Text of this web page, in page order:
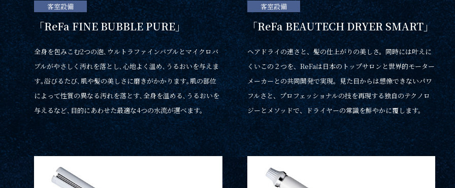
客室設備
「ReFa FINE BUBBLE PURE」
全身を包みこむ2つの泡､ウルトラファインバブルとマイクロバ
ブルがやさしく汚れを落とし､心地よく温め､うるおいを与えま
す｡浴びるたび､肌や髪の美しさに磨きがかかります｡肌の部位
によって性質の異なる汚れを落とす､全身を温める､うるおいを
与えるなど､目的にあわせた最適な4つの水流が選べます。
客室設備
「ReFa BEAUTECH DRYER SMART」
ヘアドライの速さと、髪の仕上がりの美しさ。同時には叶えに
くいこの２つを、ReFaは日本のトップサロンと世界的モーター
メーカーとの共同開発で実現。見た目からは想像できないパワ
フルさと、プロフェッショナルの技を再現する独自のテクノロ
ジーとメソッドで、ドライヤーの常識を鮮やかに覆します。